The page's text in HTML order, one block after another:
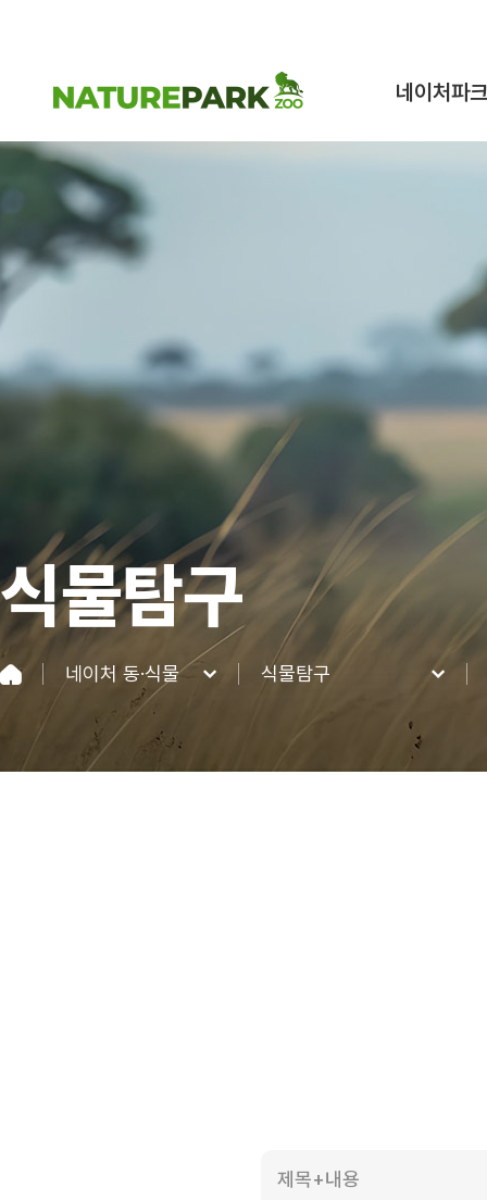
네이처파크
식물탐구
네이처 동·식물
네이처파크
이용정보
식물탐구
제목+내용